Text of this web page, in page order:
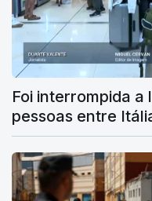
Foi interrompida
pessoas entre